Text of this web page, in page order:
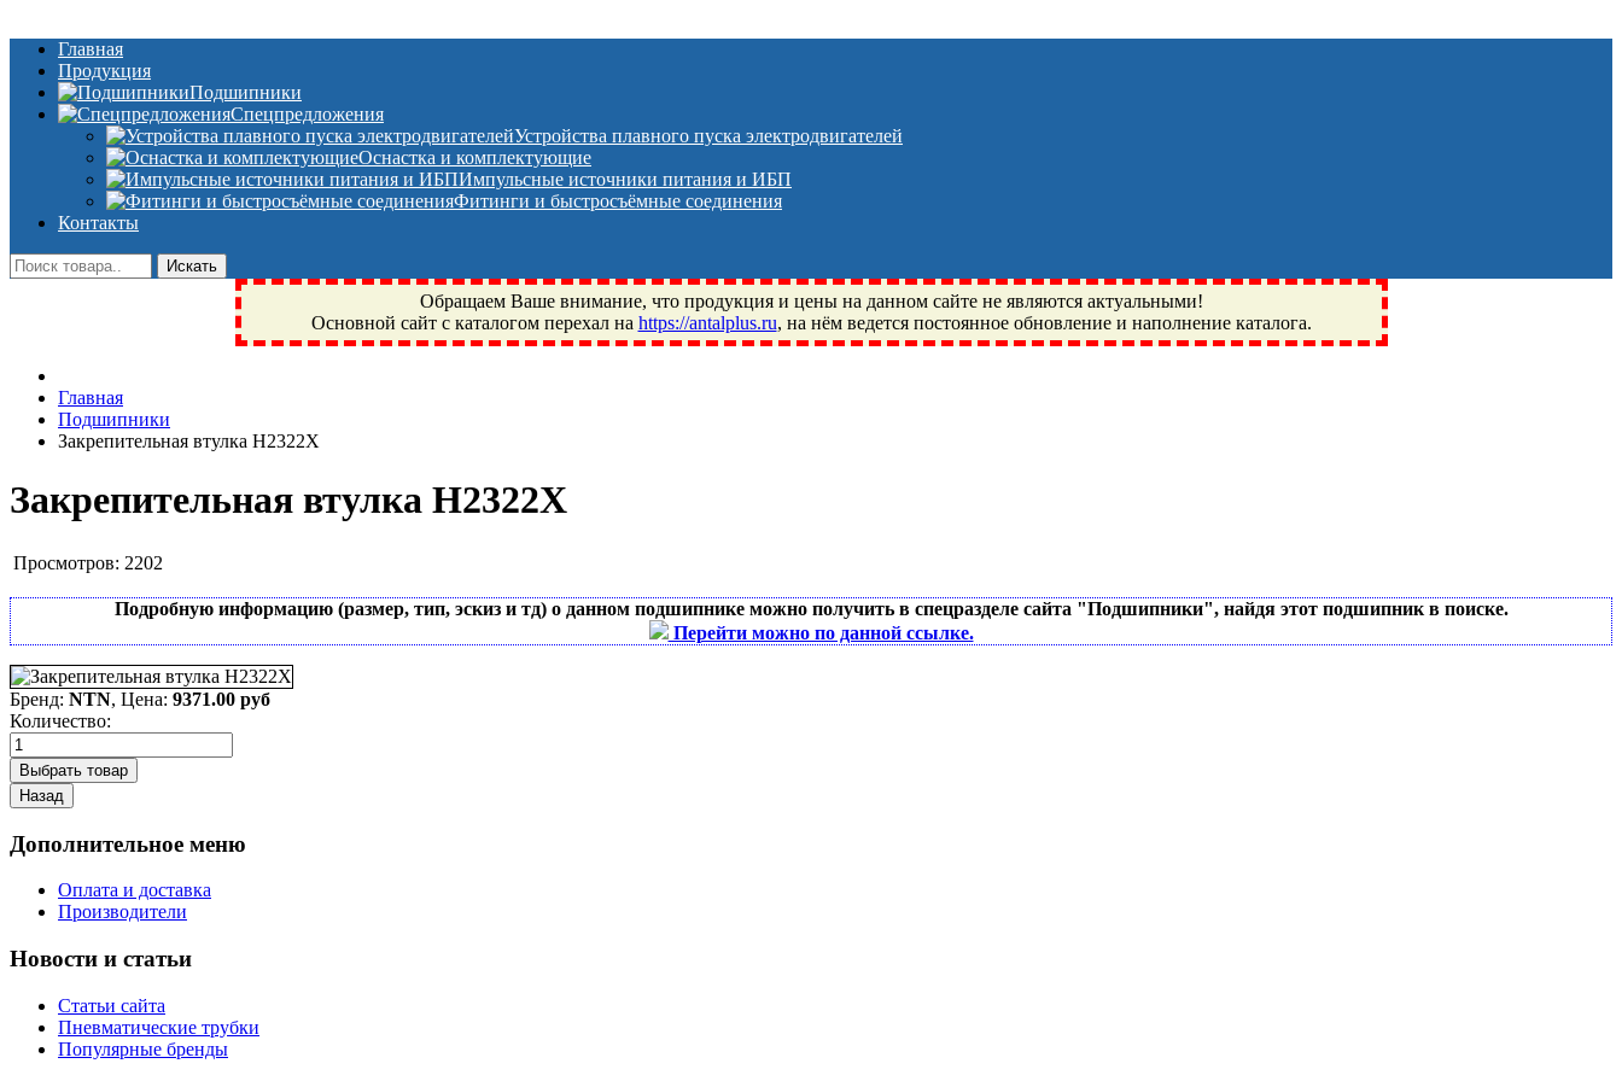
Главная
Продукция
Подшипники
Спецпредложения
Устройства плавного пуска электродвигателей
Оснастка и комплектующие
Импульсные источники питания и ИБП
Фитинги и быстросъёмные соединения
Контакты
Обращаем Ваше внимание, что продукция и цены на данном сайте не являются актуальными!
Основной сайт с каталогом перехал на https://antalplus.ru, на нём ведется постоянное обновление и наполнение каталога.
Фрязино, Антал+, плюс, Свердловский, Загорянский, Юбилейный, Щелково, Москва, Пушкино, Королёв, Балашиха, Фряново, Монино, Ивантеевка, подшипники, пневматика, метизы,
техника, сварочные аппараты, NIS, NSK, JED, KPT, NXZ, ГПЗ, Neutral, WHX, ZWZ, CRAFT, СПЗ-4, NECTECH, KG, LQY, DPI, BSN, SPZ, РФ, BMZ, ХАРП, CX, РОЛТОМ, APZ, FBJ, KYK,
NTN, SKF, купить, заказать
Главная
Подшипники
Закрепительная втулка H2322X
Закрепительная втулка H2322X
Просмотров: 2202
Подробную информацию (размер, тип, эскиз и тд) о данном подшипнике можно получить в спецразделе сайта "Подшипники", найдя этот подшипник в поиске.
Перейти можно по данной ссылке.
Бренд: NTN, Цена: 9371.00 руб
Количество:
Дополнительное меню
Оплата и доставка
Производители
Новости и статьи
Статьи сайта
Пневматические трубки
Популярные бренды